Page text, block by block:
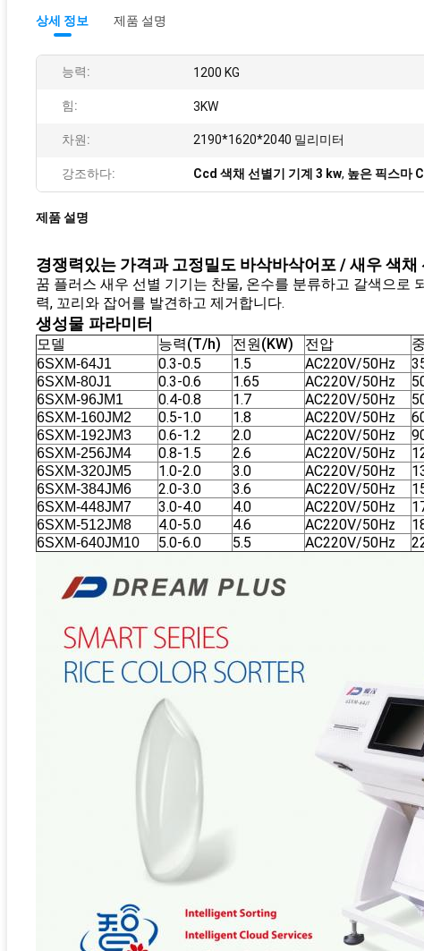
상세 정보 제품 설명
능력: 1200 KG
힘: 3KW
차원: 2190*1620*2040 밀리미터
강조하다: Ccd 색채 선별기 기계 3 kw, 높은 픽스마
제품 설명
경쟁력있는 가격과 고정밀도 바삭바삭어포 / 새우 색채
꿈 플러스 새우 선별 기기는 찬물, 온수를 분류하고 갈색으로
력, 꼬리와 잡어를 발견하고 제거합니다.
생성물 파라미터
모델 능력(T/h) 전원(KW) 전압
6SXM-64J1 0.3-0.5 1.5 AC220V/50Hz
6SXM-80J1 0.3-0.6 1.65 AC220V/50Hz
6SXM-96JM1 0.4-0.8 1.7 AC220V/50Hz
6SXM-160JM2 0.5-1.0 1.8 AC220V/50Hz
6SXM-192JM3 0.6-1.2 2.0 AC220V/50Hz
6SXM-256JM4 0.8-1.5 2.6 AC220V/50Hz
6SXM-320JM5 1.0-2.0 3.0 AC220V/50Hz
6SXM-384JM6 2.0-3.0 3.6 AC220V/50Hz
6SXM-448JM7 3.0-4.0 4.0 AC220V/50Hz
6SXM-512JM8 4.0-5.0 4.6 AC220V/50Hz
6SXM-640JM10 5.0-6.0 5.5 AC220V/50Hz